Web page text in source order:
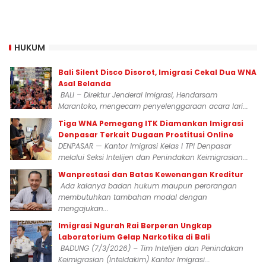
HUKUM
Bali Silent Disco Disorot, Imigrasi Cekal Dua WNA
Asal Belanda
BALI – Direktur Jenderal Imigrasi, Hendarsam
Marantoko, mengecam penyelenggaraan acara lari...
Tiga WNA Pemegang ITK Diamankan Imigrasi
Denpasar Terkait Dugaan Prostitusi Online
DENPASAR — Kantor Imigrasi Kelas I TPI Denpasar
melalui Seksi Intelijen dan Penindakan Keimigrasian...
Wanprestasi dan Batas Kewenangan Kreditur
Ada kalanya badan hukum maupun perorangan
membutuhkan tambahan modal dengan
mengajukan...
Imigrasi Ngurah Rai Berperan Ungkap
Laboratorium Gelap Narkotika di Bali
BADUNG (7/3/2026) – Tim Intelijen dan Penindakan
Keimigrasian (Inteldakim) Kantor Imigrasi...